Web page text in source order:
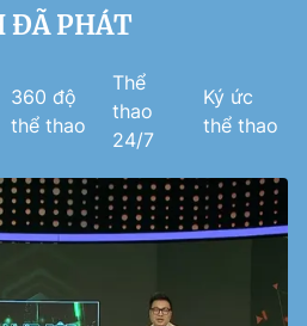
ĐÃ PHÁT
360 độ
thể thao
Thể
thao
24/7
Ký ức
thể thao